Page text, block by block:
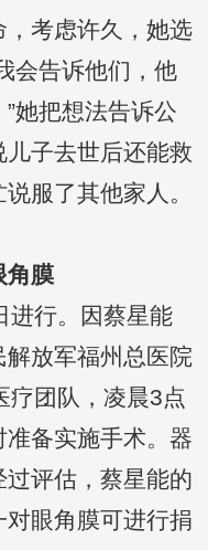
考虑许久，她选
会告诉他们，他
她把想法告诉公
子去世后还能救
服了其他家人。
角膜
行。因蔡星能
放军福州总医院
疗团队，凌晨3点
备实施手术。器
评估，蔡星能的
眼角膜可进行捐